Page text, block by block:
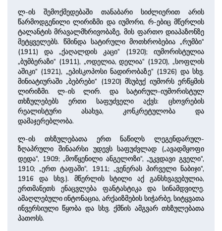
ლ-ის შემოქმედებაში თანაბარი სიძლიერით არის
წარმოდგენილი ლირიზმი და იუმორი, რ-ებიც მწერლის
ტალანტის მრავალმხრივობაზე, მის ფართო დიაპაზონზე
მეტყველებს. წმინდა სატირული მოთხრობებია „რუმბი“
(1911) და „ქაღალდის კაცი“ (1920); იუმორისტულია
„ბუმბერაზი“ (1911), „ოდელია, დელია“ (1920), „სოფლის
აშიკი“ (1921), „ეპისკოპოსი ნადირობაზე“ (1926) და სხვ.
მინიატიურაში „ბებრები“ (1920) მსუბუქ იუმორს ერწყმის
ლირიზმი. ლ-ის ლირ. და სატირულ-იუმორისტულ
თხზულებებს ერთი საფუძველი აქვს: ცხოვრების
რეალისტური ასახვა, კონკრეტულობა და
დამაჯერებლობა.
ლ-ის თხზულებათა ერთ ნაწილს ლეგენდარულ-
ზღაპრული შინაარსი უდევს საფუძვლად („ავადმყოფი
დედა“, 1909; „მოწყენილი ანგელოზი“, „უკვდავი გველი“,
1910; „ერთ ტაფაში“, 1911; „ვენერას პირველი ნაბიჯი“,
1916 და სხვ.). მწერლის სტილი აქ განსხვავებულია,
ერთმანეთს ენაცვლება ფანტასტიკა და სინამდვილე.
ამაღლებული ინტონაცია, არქაიზმების სიჭარბე, სიტყვათა
ინვერსიული წყობა და სხვ. ქმნის ამგვარ თხზულებათა
პათოსს.